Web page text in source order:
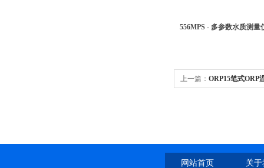
556MPS - 多参数水质测量
上一篇： ORP15笔式ORP
网站首页 关